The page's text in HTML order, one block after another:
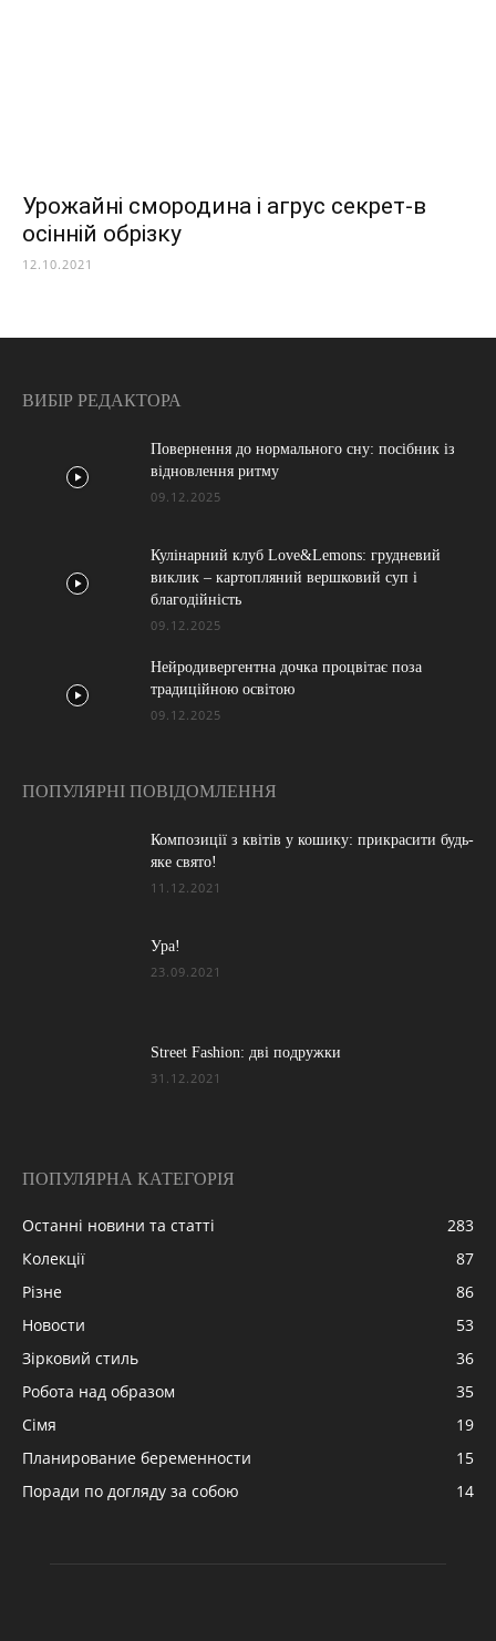
Урожайні смородина і агрус секрет-в
осінній обрізку
12.10.2021
ВИБІР РЕДАКТОРА
Повернення до нормального сну: посібник із
відновлення ритму
09.12.2025
Кулінарний клуб Love&Lemons: грудневий
виклик – картопляний вершковий суп і
благодійність
09.12.2025
Нейродивергентна дочка процвітає поза
традиційною освітою
09.12.2025
ПОПУЛЯРНІ ПОВІДОМЛЕННЯ
Композиції з квітів у кошику: прикрасити будь-
яке свято!
11.12.2021
Ура!
23.09.2021
Street Fashion: дві подружки
31.12.2021
ПОПУЛЯРНА КАТЕГОРІЯ
Останні новини та статті
283
Колекції
87
Різне
86
Новости
53
Зірковий стиль
36
Робота над образом
35
Сімя
19
Планирование беременности
15
Поради по догляду за собою
14